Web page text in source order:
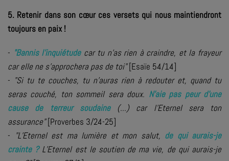
5. Retenir dans son cœur ces versets qui nous maintiendront
toujours en paix !
- "Bannis l’inquiétude car tu n’as rien à craindre, et la frayeur
car elle ne s’approchera pas de toi"[Esaïe 54/14]
- "Si tu te couches, tu n'auras rien à redouter et, quand tu
seras couché, ton sommeil sera doux. N'aie pas peur d'une
cause de terreur soudaine
(...) car l'Eternel sera ton
assurance"[Proverbes 3/24-25]
- "L’Eternel est ma lumière et mon salut, de qui aurais-je
crainte ? L’Eternel est le soutien de ma vie, de qui aurais-je